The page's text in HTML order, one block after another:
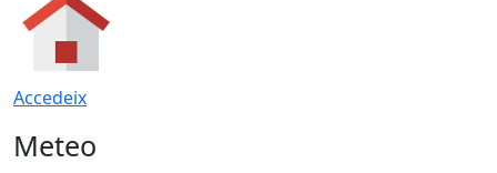
Accedeix
Meteo